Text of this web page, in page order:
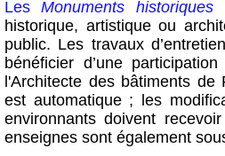
LesMonuments historiques
historique, artistique ou
public. Les travaux
bénéficier d’une
l'Architecte des bâtiments
est automatique ; les
environnants doivent
enseignes sont également